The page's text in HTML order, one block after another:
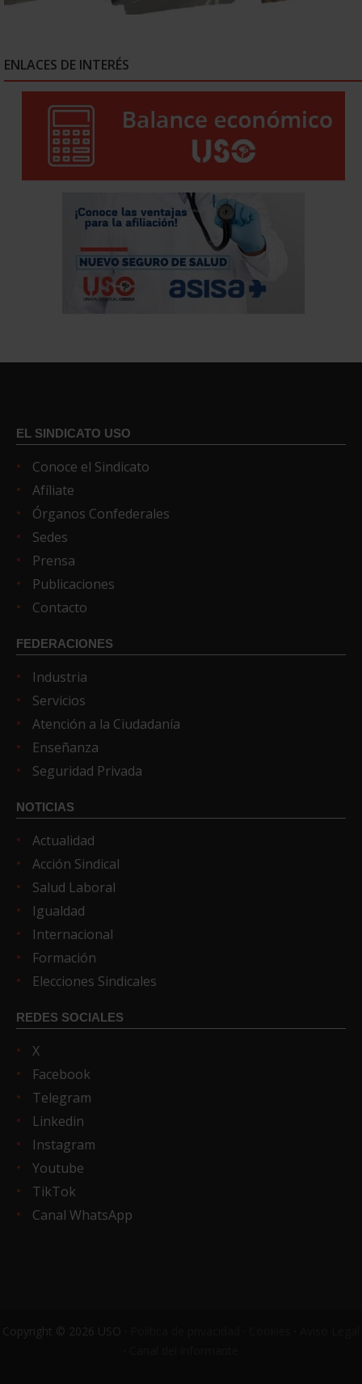
ENLACES DE INTERÉS
EL SINDICATO USO
Conoce el Sindicato
Afíliate
Órganos Confederales
Sedes
Prensa
Publicaciones
Contacto
FEDERACIONES
Industria
Servicios
Atención a la Ciudadanía
Enseñanza
Seguridad Privada
NOTICIAS
Actualidad
Acción Sindical
Salud Laboral
Igualdad
Internacional
Formación
Elecciones Sindicales
REDES SOCIALES
X
Facebook
Telegram
Linkedin
Instagram
Youtube
TikTok
Canal WhatsApp
Copyright © 2026 USO ·